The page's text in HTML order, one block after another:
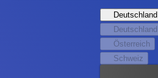
Deutschland
Deutschland
Österreich
Schweiz